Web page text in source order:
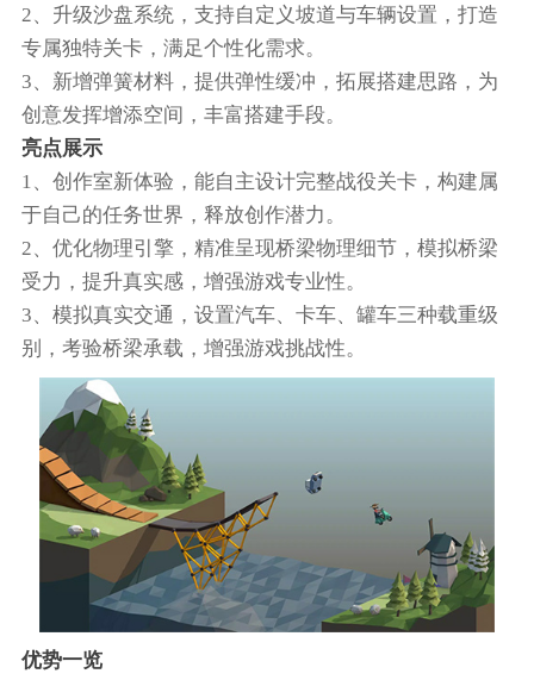
2、升级沙盘系统，支持自定义坡道与车辆设置，打造
专属独特关卡，满足个性化需求。
3、新增弹簧材料，提供弹性缓冲，拓展搭建思路，为
创意发挥增添空间，丰富搭建手段。
亮点展示
1、创作室新体验，能自主设计完整战役关卡，构建属
于自己的任务世界，释放创作潜力。
2、优化物理引擎，精准呈现桥梁物理细节，模拟桥梁
受力，提升真实感，增强游戏专业性。
3、模拟真实交通，设置汽车、卡车、罐车三种载重级
别，考验桥梁承载，增强游戏挑战性。
优势一览